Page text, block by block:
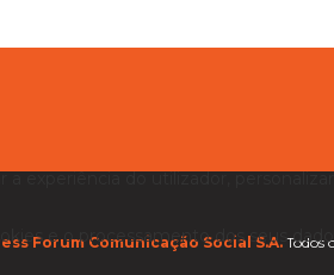
Forum Comunicação Social S.A. Todos
a experiência do utilizador,
e o processamento dos seus